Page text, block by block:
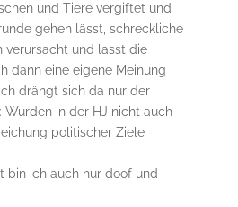
und Tiere vergiftet und
gehen lässt, schreckliche
verursacht und lasst die
dann eine eigene Meinung
drängt sich da nur der
Wurden in der HJ nicht auch
politischer Ziele
bin ich auch nur doof und